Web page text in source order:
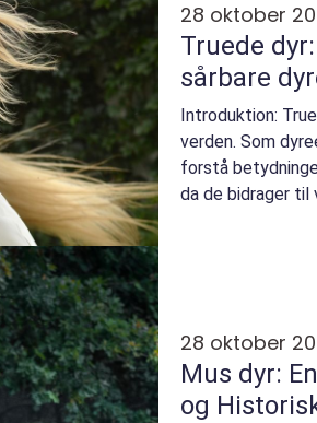
28 oktober
Truede
sårbare
Introduktion:
verden. Som
forstå
da de bidrager til
28 oktober
Mus dyr:
og